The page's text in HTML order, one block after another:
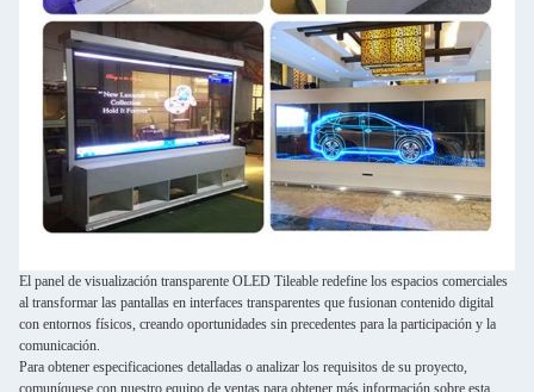
El panel de visualización transparente OLED Tileable redefine los espacios comerciales
al transformar las pantallas en interfaces transparentes que fusionan contenido digital
con entornos físicos, creando oportunidades sin precedentes para la participación y la
comunicación.
Para obtener especificaciones detalladas o analizar los requisitos de su proyecto,
comuníquese con nuestro equipo de ventas para obtener más información sobre esta